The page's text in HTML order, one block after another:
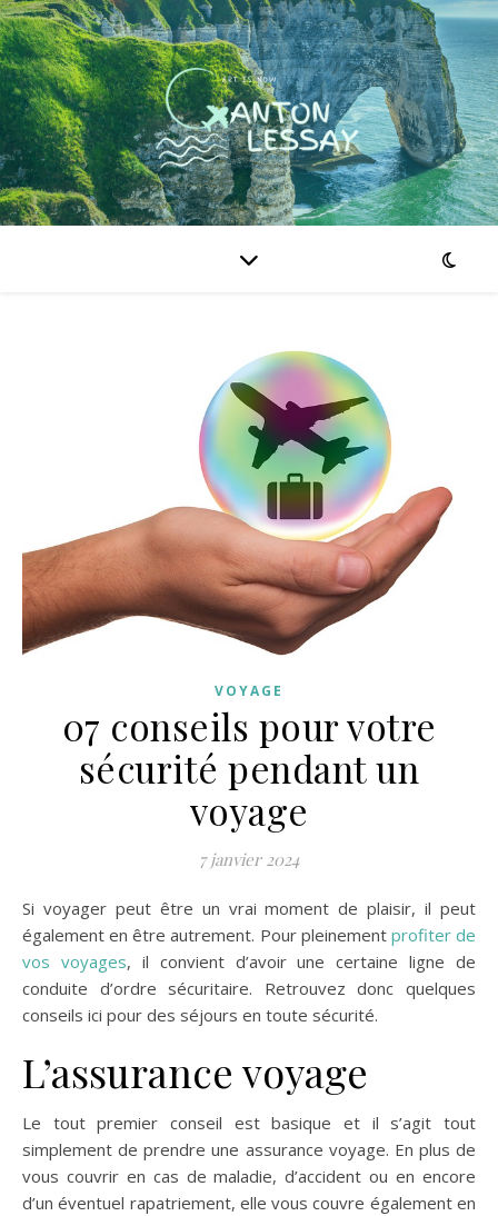
VOYAGE
07 conseils pour votre
sécurité pendant un
voyage
7 janvier 2024
Si voyager peut être un vrai moment de plaisir, il peut
également en être autrement. Pour pleinement profiter de
vos voyages, il convient d’avoir une certaine ligne de
conduite d’ordre sécuritaire. Retrouvez donc quelques
conseils ici pour des séjours en toute sécurité.
L’assurance voyage
Le tout premier conseil est basique et il s’agit tout
simplement de prendre une assurance voyage. En plus de
vous couvrir en cas de maladie, d’accident ou en encore
d’un éventuel rapatriement, elle vous couvre également en